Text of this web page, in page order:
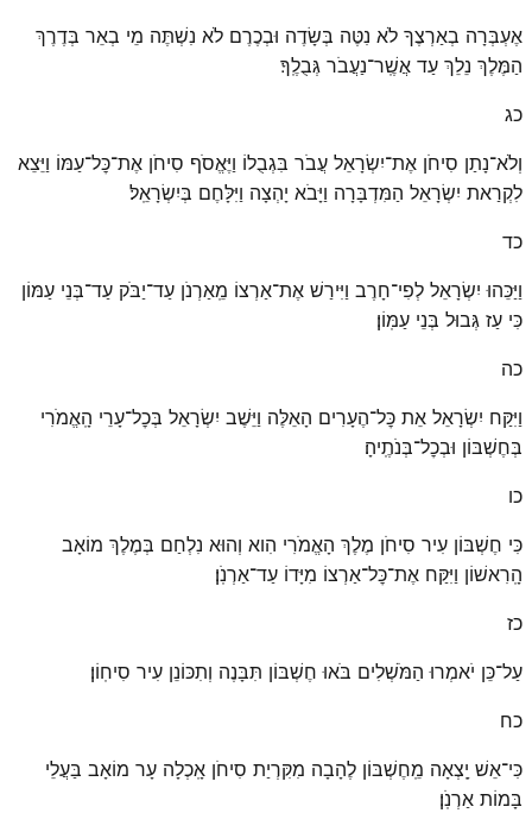
אֶעְבְּרָה בְאַרְצֶךָ לֹא נִטֶּה בְּשָׂדֶה וּבְכֶרֶם לֹא נִשְׁתֶּה מֵי בְאֵר בְּדֶרֶךְ
הַמֶּלֶךְ נֵלֵךְ עַד אֲשֶֽׁר־נַעֲבֹר גְּבֻלֶֽךָ׃
כג
וְלֹא־נָתַן סִיחֹן אֶת־יִשְׂרָאֵל עֲבֹר בִּגְבֻלוֹ וַיֶּאֱסֹף סִיחֹן אֶת־כׇּל־עַמּוֹ וַיֵּצֵא
לִקְרַאת יִשְׂרָאֵל הַמִּדְבָּרָה וַיָּבֹא יָהְצָה וַיִּלָּחֶם בְּיִשְׂרָאֵֽל׃
כד
וַיַּכֵּהוּ יִשְׂרָאֵל לְפִי־חָרֶב וַיִּירַשׁ אֶת־אַרְצוֹ מֵֽאַרְנֹן עַד־יַבֹּק עַד־בְּנֵי עַמּוֹן
כִּי עַז גְּבוּל בְּנֵי עַמּֽוֹן׃
כה
וַיִּקַּח יִשְׂרָאֵל אֵת כׇּל־הֶעָרִים הָאֵלֶּה וַיֵּשֶׁב יִשְׂרָאֵל בְּכׇל־עָרֵי הָֽאֱמֹרִי
בְּחֶשְׁבּוֹן וּבְכׇל־בְּנֹתֶֽיהָ׃
כו
כִּי חֶשְׁבּוֹן עִיר סִיחֹן מֶלֶךְ הָאֱמֹרִי הִוא וְהוּא נִלְחַם בְּמֶלֶךְ מוֹאָב
הָֽרִאשׁוֹן וַיִּקַּח אֶת־כׇּל־אַרְצוֹ מִיָּדוֹ עַד־אַרְנֹֽן׃
כז
עַל־כֵּן יֹאמְרוּ הַמֹּשְׁלִים בֹּאוּ חֶשְׁבּוֹן תִּבָּנֶה וְתִכּוֹנֵן עִיר סִיחֽוֹן׃
כח
כִּי־אֵשׁ יָֽצְאָה מֵֽחֶשְׁבּוֹן לֶהָבָה מִקִּרְיַת סִיחֹן אָֽכְלָה עָר מוֹאָב בַּעֲלֵי
בָּמוֹת אַרְנֹֽן׃